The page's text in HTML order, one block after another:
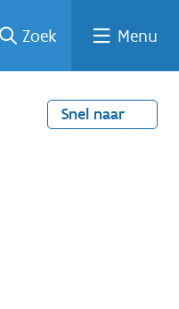
Zoek Menu
Snel naar